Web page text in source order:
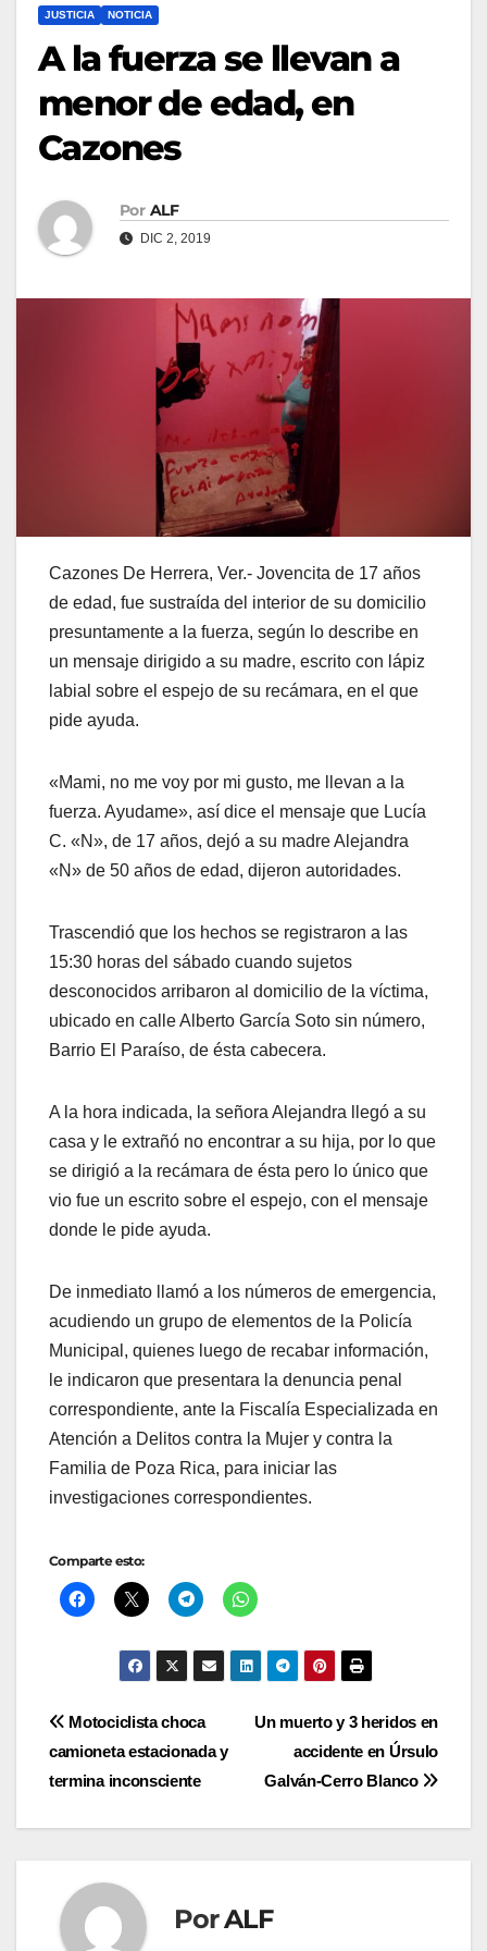
JUSTICIA NOTICIA
A la fuerza se llevan a
menor de edad, en
Cazones
Por ALF
DIC 2, 2019
Cazones De Herrera, Ver.- Jovencita de 17 años
de edad, fue sustraída del interior de su domicilio
presuntamente a la fuerza, según lo describe en
un mensaje dirigido a su madre, escrito con lápiz
labial sobre el espejo de su recámara, en el que
pide ayuda.
«Mami, no me voy por mi gusto, me llevan a la
fuerza. Ayudame», así dice el mensaje que Lucía
C. «N», de 17 años, dejó a su madre Alejandra
«N» de 50 años de edad, dijeron autoridades.
Trascendió que los hechos se registraron a las
15:30 horas del sábado cuando sujetos
desconocidos arribaron al domicilio de la víctima,
ubicado en calle Alberto García Soto sin número,
Barrio El Paraíso, de ésta cabecera.
A la hora indicada, la señora Alejandra llegó a su
casa y le extrañó no encontrar a su hija, por lo que
se dirigió a la recámara de ésta pero lo único que
vio fue un escrito sobre el espejo, con el mensaje
donde le pide ayuda.
De inmediato llamó a los números de emergencia,
acudiendo un grupo de elementos de la Policía
Municipal, quienes luego de recabar información,
le indicaron que presentara la denuncia penal
correspondiente, ante la Fiscalía Especializada en
Atención a Delitos contra la Mujer y contra la
Familia de Poza Rica, para iniciar las
investigaciones correspondientes.
Comparte esto:
Navegación
de
entradas
Un muerto y 3 heridos en
accidente en Úrsulo
Galván-Cerro Blanco
Motociclista choca
camioneta estacionada y
termina inconsciente
PorALF